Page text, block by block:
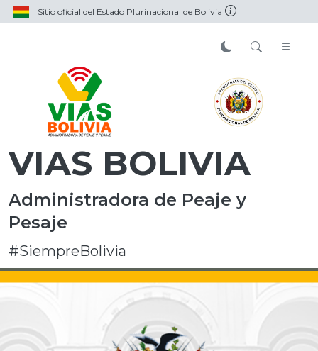
Sitio oficial del Estado Plurinacional de Bolivia
VIAS BOLIVIA
Administradora de Peaje y
Pesaje
#SiempreBolivia